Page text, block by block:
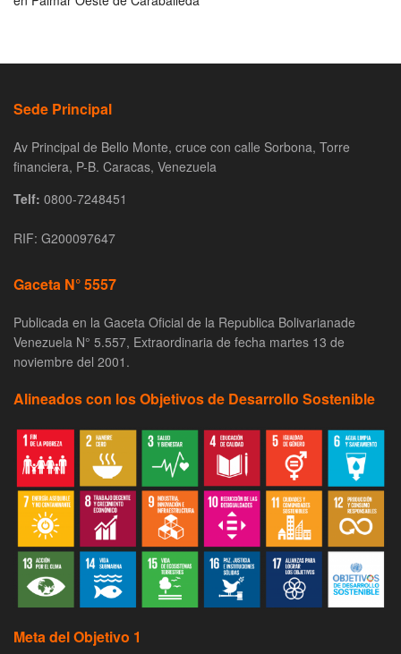
Sede Principal
Av Principal de Bello Monte, cruce con calle Sorbona, Torre
financiera, P-B. Caracas, Venezuela
Telf: 0800-7248451
RIF: G200097647
Gaceta N° 5557
Publicada en la Gaceta Oficial de la Republica Bolivarianade
Venezuela N° 5.557, Extraordinaria de fecha martes 13 de
noviembre del 2001.
Alineados con los Objetivos de Desarrollo Sostenible
Meta del Objetivo 1